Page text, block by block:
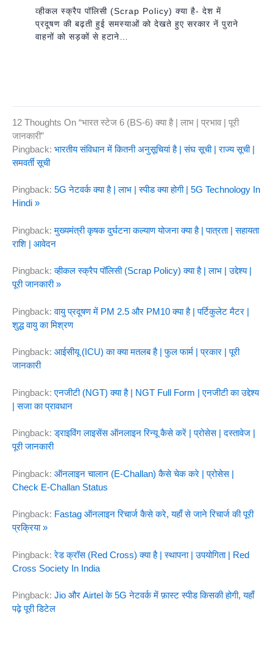
व्हीकल स्क्रैप पॉलिसी (Scrap Policy) क्या है- देश में
प्रदूषण की बढ़ती हुई समस्याओं को देखते हुए सरकार नें पुराने
वाहनों को सड़कों से हटाने…
12 Thoughts On “भारत स्टेज 6 (BS-6) क्या है | लाभ | प्रभाव | पूरी
जानकारी”
Pingback: भारतीय संविधान में कितनी अनुसूचियां है | संघ सूची | राज्य सूची |
समवर्ती सूची
Pingback: 5G नेटवर्क क्या है | लाभ | स्पीड क्या होगी | 5G Technology In
Hindi »
Pingback:मुख्यमंत्री कृषक दुर्घटना कल्याण योजना क्या है | पात्रता | सहायता
राशि | आवेदन
Pingback:व्हीकल स्क्रैप पॉलिसी (Scrap Policy) क्या है | लाभ | उद्देश्य |
पूरी जानकारी »
Pingback:वायु प्रदूषण में PM 2.5 और PM10 क्या है | पर्टिकुलेट मैटर |
शुद्ध वायु का मिश्रण
Pingback: आईसीयू (ICU) का क्या मतलब है | फुल फार्म | प्रकार | पूरी
जानकारी
Pingback:एनजीटी (NGT) क्या है | NGT Full Form | एनजीटी का उद्देश्य
| सजा का प्रावधान
Pingback:ड्राइविंग लाइसेंस ऑनलाइन रिन्यू कैसे करें | प्रोसेस | दस्तावेज |
पूरी जानकारी
Pingback: ऑनलाइन चालान (E-Challan) कैसे चेक करे | प्रोसेस |
Check E-Challan Status
Pingback: Fastag ऑनलाइन रिचार्ज कैसे करे, यहाँ से जाने रिचार्ज की पूरी
प्रक्रिया »
Pingback:रेड क्रॉस (Red Cross) क्या है | स्थापना | उपयोगिता | Red
Cross Society In India
Pingback: Jio और Airtel के 5G नेटवर्क में फ़ास्ट स्पीड किसकी होगी, यहाँ
पढ़े पूरी डिटेल